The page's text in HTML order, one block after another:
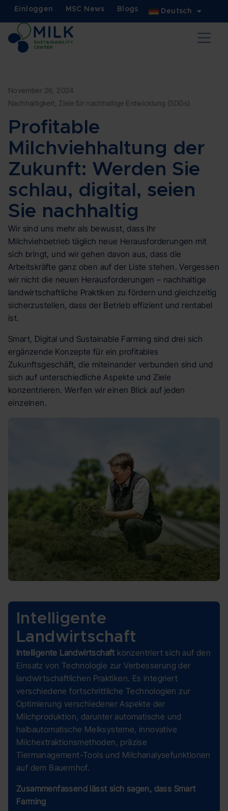
Einloggen MSC News Blogs Deutsch
November 26, 2024
Nachhaltigkeit Ziele für nachhaltige Entwicklung (SDGs)
Profitable
Milchviehhaltung der
Zukunft: Werden Sie
schlau, digital, seien
Sie nachhaltig
Wir sind uns mehr als bewusst, dass Ihr
Milchviehbetrieb täglich neue Herausforderungen mit
sich bringt, und wir gehen davon aus, dass die
Arbeitskräfte ganz oben auf der Liste stehen. Vergessen
wir nicht die neuen Herausforderungen – nachhaltige
landwirtschaftliche Praktiken zu fördern und gleichzeitig
sicherzustellen, dass der Betrieb effizient und rentabel
ist.
Smart, Digital und Sustainable Farming sind drei sich
ergänzende Konzepte für ein profitables
Zukunftsgeschäft, die miteinander verbunden sind und
sich auf unterschiedliche Aspekte und Ziele
konzentrieren. Werfen wir einen Blick auf jeden
einzelnen.
Intelligente
Landwirtschaft
Intelligente Landwirtschaft konzentriert sich auf den
Einsatz von Technologie zur Verbesserung der
landwirtschaftlichen Praktiken. Es integriert
verschiedene fortschrittliche Technologien zur
Optimierung verschiedener Aspekte der
Milchproduktion, darunter automatische und
halbautomatische Melksysteme, innovative
Milchextraktionsmethoden, präzise
Tiermanagement-Tools und Milchanalysefunktionen
auf dem Bauernhof.
Zusammenfassend lässt sich sagen, dass Smart
Farming